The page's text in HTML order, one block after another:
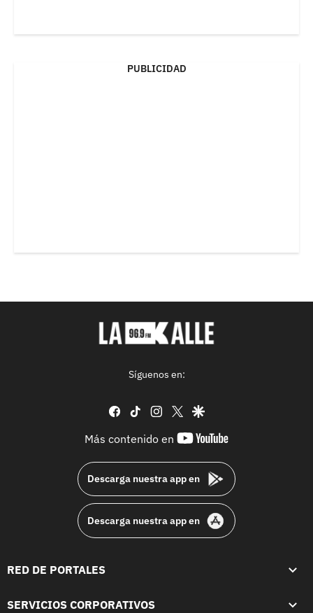
PUBLICIDAD
Síguenos en:
facebook
tiktok instagram
twittergoogle
Más contenido en
youtube-
Descarga nuestra app en
Descarga nuestra app en
RED DE PORTALES
SERVICIOS CORPORATIVOS